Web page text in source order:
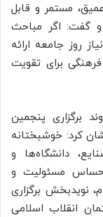
مستمر و قابل
و گفت: اگر مباحث
روز جامعه ارائه
فرهنگی برای تقویت
برگزاری پنجمین
کرد: خوشبختانه
دانشگاه‌ها و
مسئولیت و
نویدبخش برگزاری
انقلاب اسلامی